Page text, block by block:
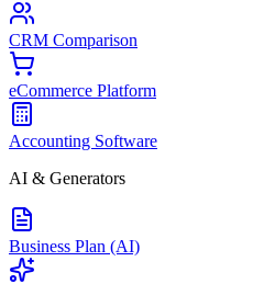
CRM Comparison
eCommerce Platform
Accounting Software
AI & Generators
Business Plan (AI)